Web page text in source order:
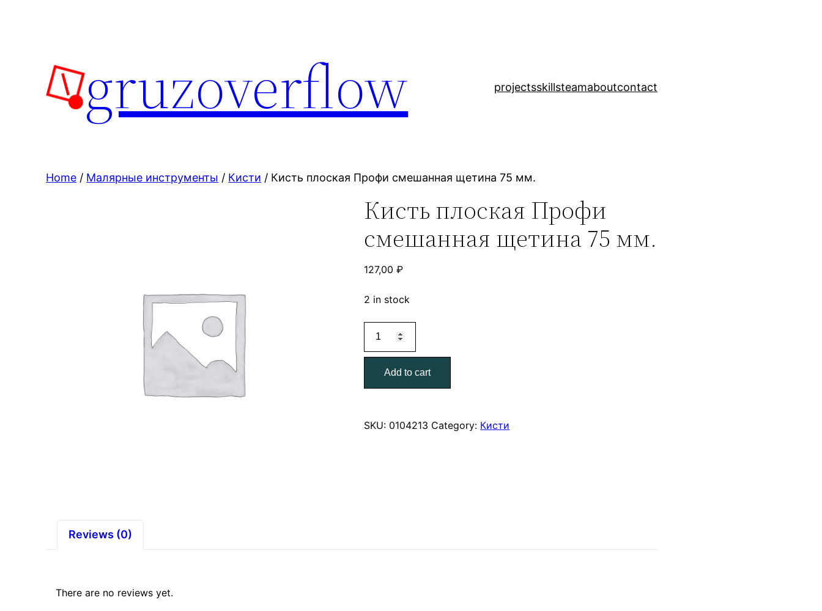
gruzoverflow projectsskillsteamaboutcontact
Home / Малярные инструменты / Кисти / Кисть плоская Профи смешанная щетина 75 мм.
Кисть плоская Профи
смешанная щетина 75 мм.
127,00₽
2 in stock
плоская
Профи
смешанная
щетина
мм.
Add to cart
SKU: 0104213 Category: Кисти
Reviews (0)
There are no reviews yet.